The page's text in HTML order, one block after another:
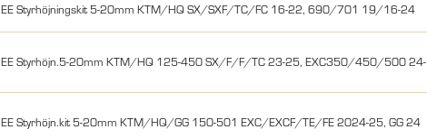
EE Styrhöjningskit 5-20mm KTM/HQ SX/SXF/TC/FC 16-22, 690/701 19/16-24
EE Styrhöjn.5-20mm KTM/HQ 125-450 SX/F/F/TC 23-25, EXC350/450/500 24-
EE Styrhöjn.kit 5-20mm KTM/HQ/GG 150-501 EXC/EXCF/TE/FE 2024-25, GG 24